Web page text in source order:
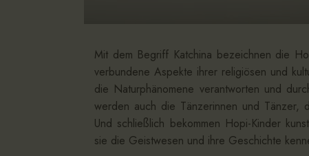
Mit dem Begriff Katchina bezeichnen die
verbundene Aspekte ihrer religiösen und
die Naturphänomene verantworten und
werden auch die Tänzerinnen und Tänzer,
Und schließlich bekommen Hopi-Kinder
sie die Geistwesen und ihre Geschichte